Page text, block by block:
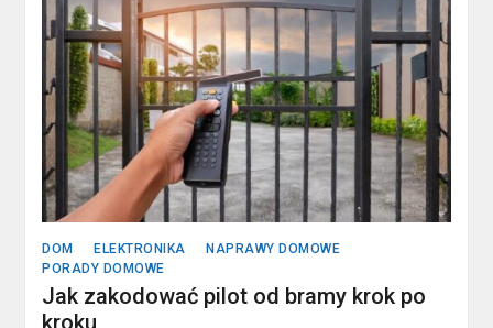
DOM ELEKTRONIKA
NAPRAWY DOMOWE
PORADY DOMOWE
Jak zakodować pilot od bramy krok po